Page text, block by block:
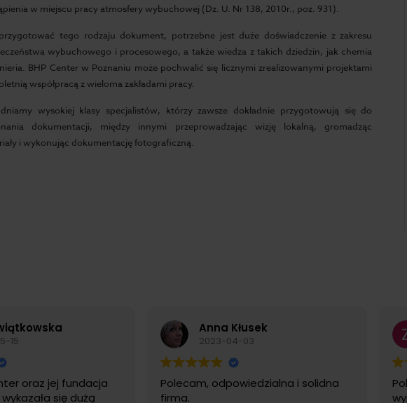
w miejscu pracy atmosfery wybuchowej (Dz. U. Nr 138, 2010r., poz. 931).
tego rodzaju dokument, potrzebne jest duże doświadczenie z zakresu
wybuchowego i procesowego, a także wiedza z takich dziedzin, jak chemia
BHP Center w Poznaniu może pochwalić się licznymi zrealizowanymi projektami
współpracą z wieloma zakładami pracy.
wysokiej klasy specjalistów, którzy zawsze dokładnie przygotowują się do
dokumentacji, między innymi przeprowadzając wizję lokalną, gromadząc
i wykonując dokumentację fotograficzną.
15
oraz jej fundacja
się dużą
Anna Kłusek
2023-04-03
Polecam, odpowiedzialna i solidna
firma.